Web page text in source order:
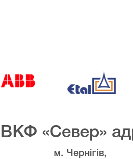
«Север»
м. Чернігів,